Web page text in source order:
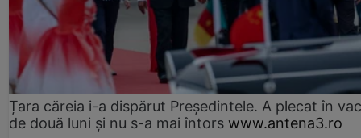
Țara căreia i-a dispărut Președintele. A plecat în
de două luni și nu s-a mai întors www.antena3.ro